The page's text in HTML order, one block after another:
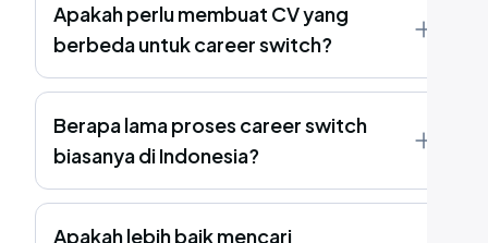
Apakah perlu membuat CV yang
berbeda untuk career switch?
Berapa lama proses career switch
biasanya di Indonesia?
Apakah lebih baik mencari